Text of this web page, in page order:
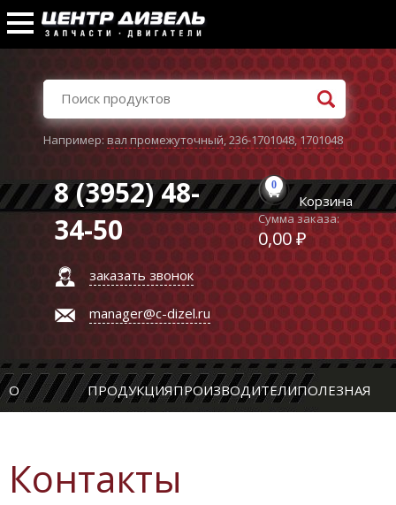
Например:вал промежуточный,236-1701048,1701048
8 (3952) 48-
34-50
заказать звонок
manager@c-dizel.ru
0
Корзина
Сумма заказа:
0,00 ₽
О ПРОДУКЦИЯПРОИЗВОДИТЕЛИПОЛЕЗНАЯ
Контакты